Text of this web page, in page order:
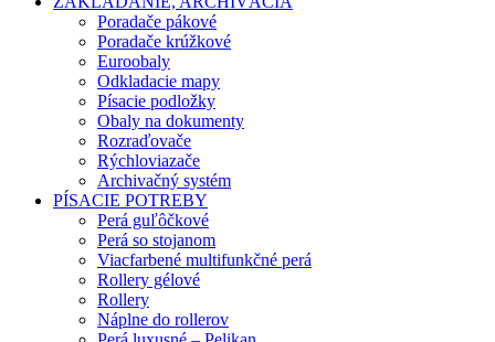
Poradače pákové
Poradače krúžkové
Euroobaly
Odkladacie mapy
Písacie podložky
Obaly na dokumenty
Rozraďovače
Rýchloviazače
Archivačný systém
PÍSACIE POTREBY
Perá guľôčkové
Perá so stojanom
Viacfarbené multifunkčné perá
Rollery gélové
Rollery
Náplne do rollerov